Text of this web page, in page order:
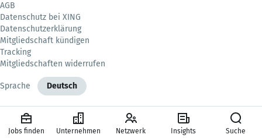
AGB
Datenschutz bei XING
Datenschutzerklärung
Mitgliedschaft kündigen
Tracking
Mitgliedschaften widerrufen
Sprache Deutsch
Jobs finden Unternehmen Netzwerk Insights Suche